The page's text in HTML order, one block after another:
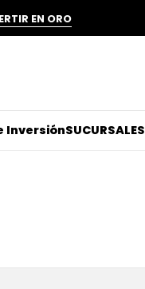
InversiónSUCURSALES
EN ORO